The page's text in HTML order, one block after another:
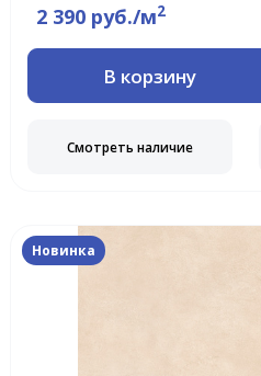
2 390 руб./м2
В корзину
Смотреть наличие
Новинка